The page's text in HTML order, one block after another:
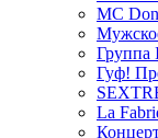
MC
Группа
Гуф!
La